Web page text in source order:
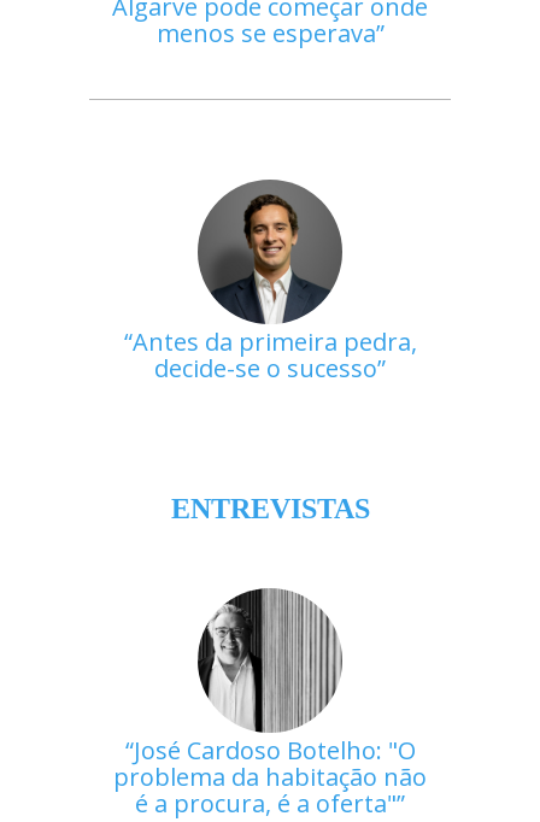
Algarve pode começar onde
menos se esperava
Antes da primeira pedra,
decide-se o sucesso
ENTREVISTAS
José Cardoso Botelho: "O
problema da habitação não
é a procura, é a oferta"